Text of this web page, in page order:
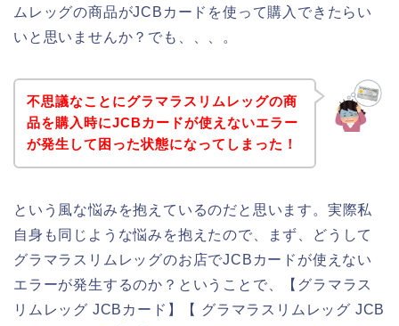
ムレッグの商品がJCBカードを使って購入できたらい
いと思いませんか？でも、、、。
不思議なことにグラマラスリムレッグの商
品を購入時にJCBカードが使えないエラー
が発生して困った状態になってしまった！
という風な悩みを抱えているのだと思います。実際私
自身も同じような悩みを抱えたので、まず、どうして
グラマラスリムレッグのお店でJCBカードが使えない
エラーが発生するのか？ということで、【グラマラス
リムレッグ JCBカード】【 グラマラスリムレッグ JCB